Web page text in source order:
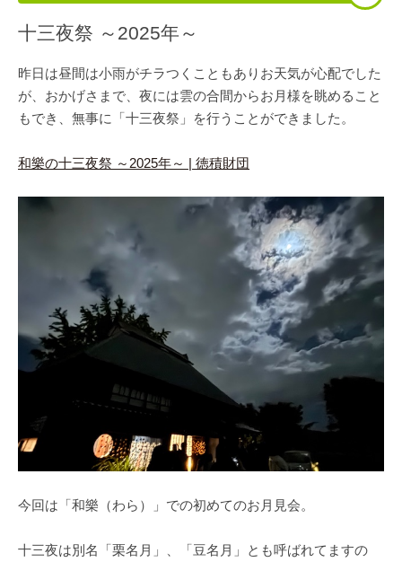
十三夜祭 ～2025年～
昨日は昼間は小雨がチラつくこともありお天気が心配でした
が、おかげさまで、夜には雲の合間からお月様を眺めること
もでき、無事に「十三夜祭」を行うことができました。
和樂の十三夜祭 ～2025年～ | 徳積財団
今回は「和樂（わら）」での初めてのお月見会。
十三夜は別名「栗名月」、「豆名月」とも呼ばれてますの